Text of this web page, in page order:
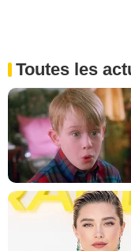
Toutes les